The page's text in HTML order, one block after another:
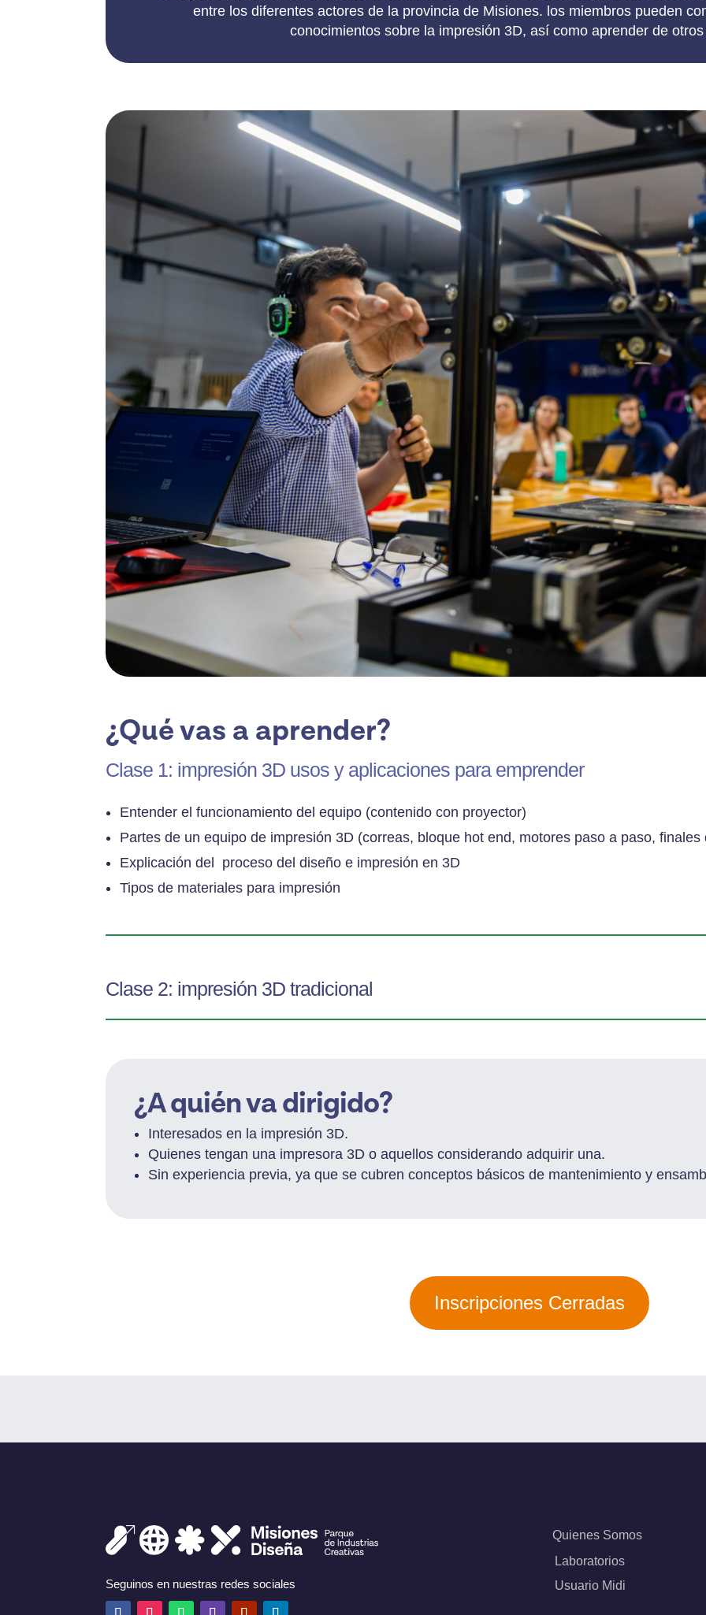
entre los diferentes actores de la provincia de Misiones. los miembros pueden
conocimientos sobre la impresión 3D, así como aprender de
¿Qué vas a aprender?
Clase 1: impresión 3D usos y aplicaciones para emprender
Entender el funcionamiento del equipo (contenido con proyector)
Partes de un equipo de impresión 3D (correas, bloque hot end, motores paso a paso, finales
Explicación del proceso del diseño e impresión en 3D
Tipos de materiales para impresión
Clase 2: impresión 3D tradicional
¿A quién va dirigido?
Interesados en la impresión 3D.
Quienes tengan una impresora 3D o aquellos considerando adquirir una.
Sin experiencia previa, ya que se cubren conceptos básicos de mantenimiento y
Inscripciones Cerradas
Seguinos en nuestras redes sociales
Quienes Somos
Laboratorios
Usuario Midi